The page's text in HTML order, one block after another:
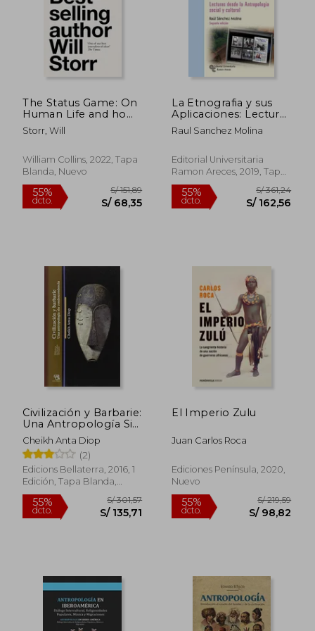
55%
dcto.
S/ 320,89 54%
dcto. S/
40%
dcto.
S/ 72,55
S/ 43,53
53%
dcto.
S/
S/
The Status Game: On
Human Life and how
to Play it (en Inglés)
Storr, Will
William Collins, 2022, Tapa
Blanda, Nuevo
La Etnografia y sus
Aplicaciones: Lecturas
Desde la
Antropologia Social y
Raul Sanchez Molina
Editorial Universitaria
Ramon Areces, 2019, Tapa
Blanda, Nuevo
Civilización y Barbarie:
Una Antropología Sin
Condescendencia
Cheikh Anta Diop
(2)
Edicions Bellaterra, 2016, 1
Edición, Tapa Blanda,
Nuevo
El Imperio Zulu
Juan Carlos Roca
Ediciones Península, 2020,
Nuevo